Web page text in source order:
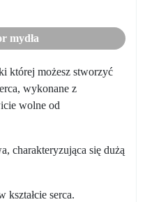
mydła
której możesz stworzyć
wykonane z
wolne od
charakteryzująca się dużą
kształcie serca.